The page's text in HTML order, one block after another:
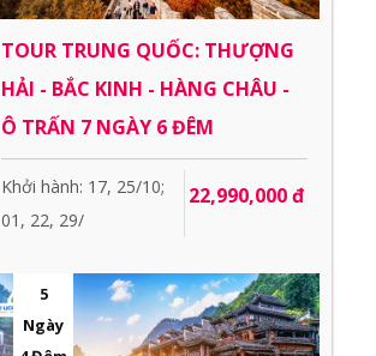
TOUR TRUNG QUỐC: THƯỢNG
HẢI - BẮC KINH - HÀNG CHÂU -
Ô TRẤN 7 NGÀY 6 ĐÊM
Khởi hành: 17, 25/10;
01, 22, 29/
22,990,000 đ
5
Ngày